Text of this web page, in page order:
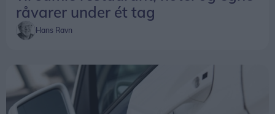
landbrug i én samlet fortælling.
råvarer under ét tag
Hans Ravn